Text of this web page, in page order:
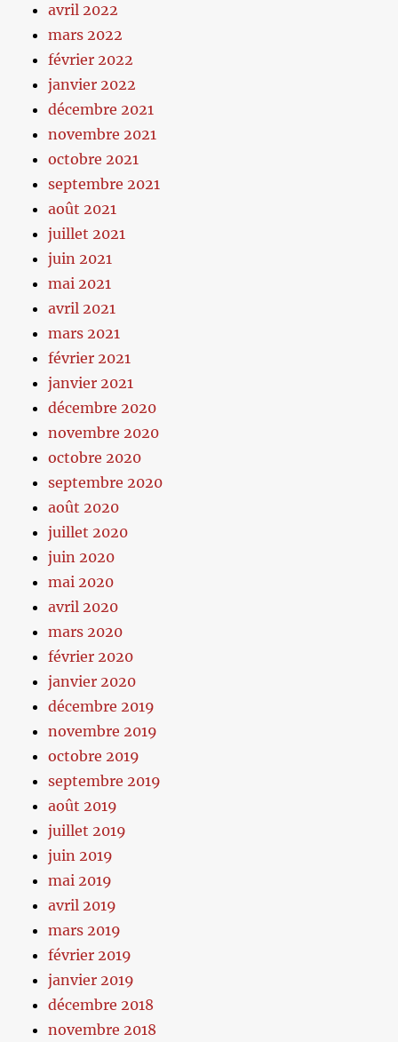
avril 2022
mars 2022
février 2022
janvier 2022
décembre 2021
novembre 2021
octobre 2021
septembre 2021
août 2021
juillet 2021
juin 2021
mai 2021
avril 2021
mars 2021
février 2021
janvier 2021
décembre 2020
novembre 2020
octobre 2020
septembre 2020
août 2020
juillet 2020
juin 2020
mai 2020
avril 2020
mars 2020
février 2020
janvier 2020
décembre 2019
novembre 2019
octobre 2019
septembre 2019
août 2019
juillet 2019
juin 2019
mai 2019
avril 2019
mars 2019
février 2019
janvier 2019
décembre 2018
novembre 2018